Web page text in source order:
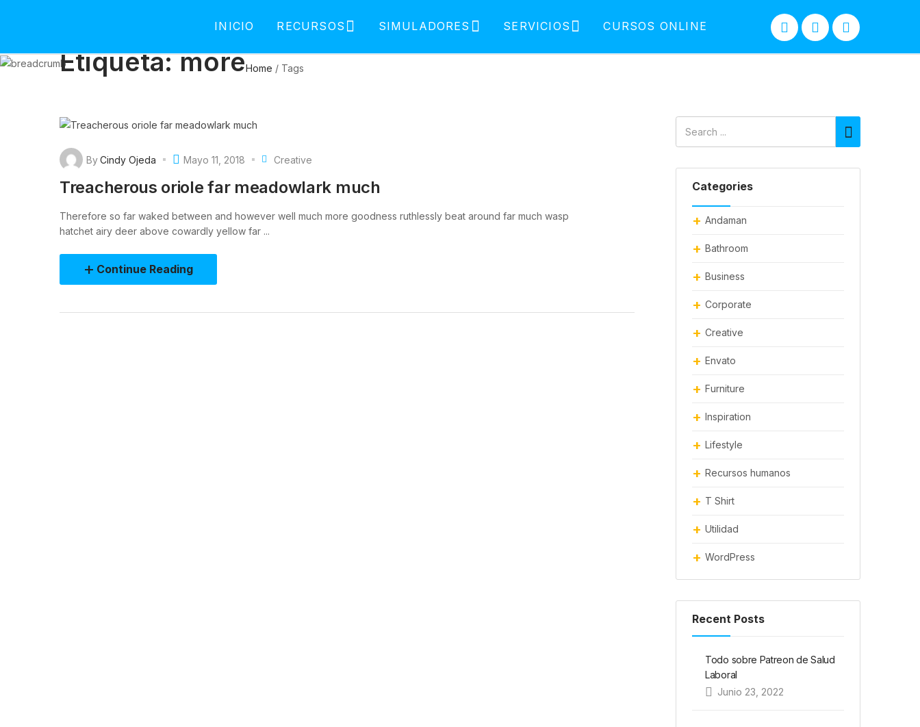
INICIO RECURSOS SIMULADORES SERVICIOS CURSOS ONLINE
Etiqueta:moreHome / Tags
Categories
Andaman
Bathroom
Business
Corporate
Creative
Envato
Furniture
Inspiration
Lifestyle
Recursos humanos
T Shirt
Utilidad
WordPress
Recent Posts
Todo sobre Patreon de Salud
Laboral
Junio 23, 2022
ByCindy Ojeda Mayo 11, 2018 Creative
Treacherous oriole far meadowlark much
Therefore so far waked between and however well much more goodness ruthlessly beat around far much wasp
hatchet airy deer above cowardly yellow far ...
Continue Reading